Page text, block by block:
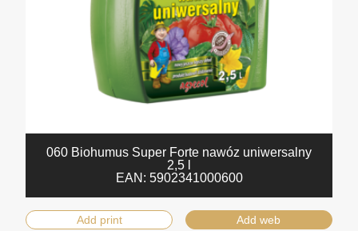
060 Biohumus Super Forte nawóz uniwersalny
2,5 l
EAN: 5902341000600
Add print
Add web